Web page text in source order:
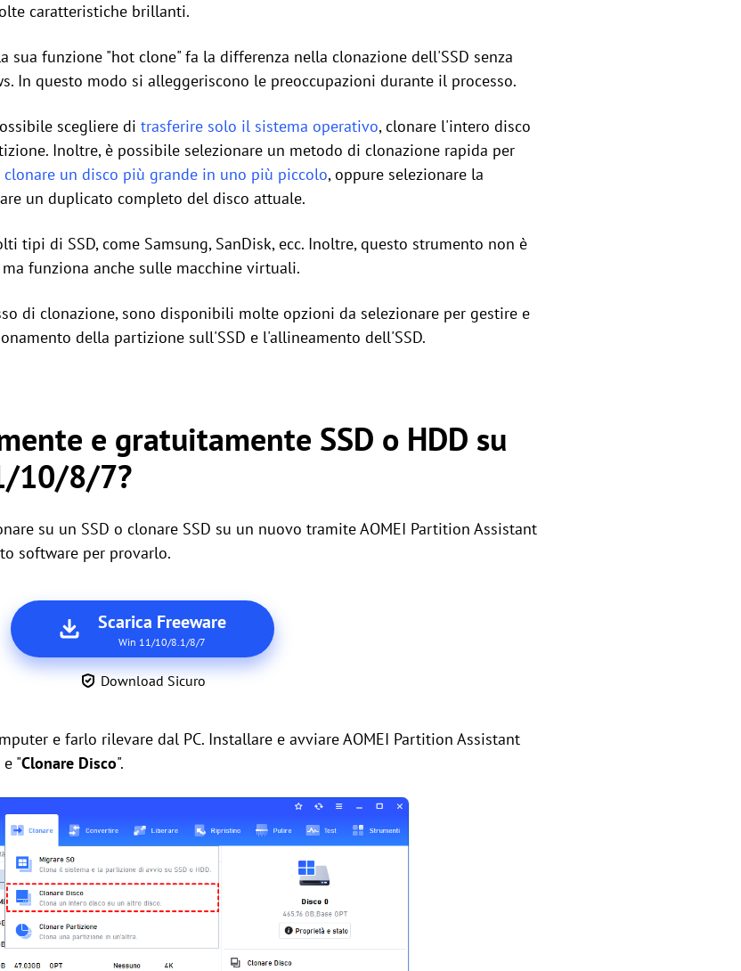
caratteristiche brillanti.
sua funzione "hot clone" fa la differenza nella clonazione dell'SSD senza
In questo modo si alleggeriscono le preoccupazioni durante il processo.
scegliere di trasferire solo il sistema operativo, clonare l'intero disco
Inoltre, è possibile selezionare un metodo di clonazione rapida per
clonare un disco più grande in uno più piccolo, oppure selezionare la
un duplicato completo del disco attuale.
tipi di SSD, come Samsung, SanDisk, ecc. Inoltre, questo strumento non è
funziona anche sulle macchine virtuali.
di clonazione, sono disponibili molte opzioni da selezionare per gestire e
della partizione sull'SSD e l'allineamento dell'SSD.
e gratuitamente SSD o HDD su
10/8/7?
su un SSD o clonare SSD su un nuovo tramite AOMEI Partition Assistant
software per provarlo.
Scarica Freeware
Win 11/10/8.1/8/7
Download Sicuro
e farlo rilevare dal PC. Installare e avviare AOMEI Partition Assistant
"Clonare Disco".